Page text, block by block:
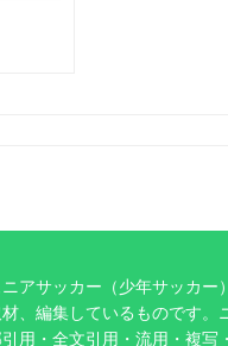
アサッカー（少年サッカ
、編集しているものです
用・全文引用・流用・複